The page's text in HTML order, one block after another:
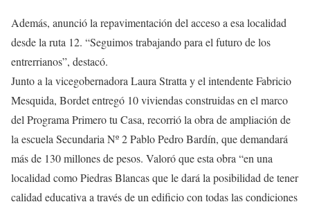
Además, anunció la repavimentación del acceso a esa localidad
desde la ruta 12. “Seguimos trabajando para el futuro de los
entrerrianos”, destacó.
Junto a la vicegobernadora Laura Stratta y el intendente Fabricio
Mesquida, Bordet entregó 10 viviendas construidas en el marco
del Programa Primero tu Casa, recorrió la obra de ampliación de
la escuela Secundaria Nº 2 Pablo Pedro Bardín, que demandará
más de 130 millones de pesos. Valoró que esta obra “en una
localidad como Piedras Blancas que le dará la posibilidad de tener
calidad educativa a través de un edificio con todas las condiciones